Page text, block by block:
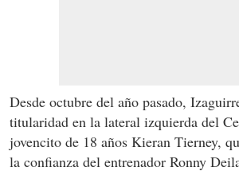
Desde octubre del año pasado,
titularidad en la lateral izquierda del
jovencito de 18 años Kieran Tierney,
la confianza del entrenador Ronny